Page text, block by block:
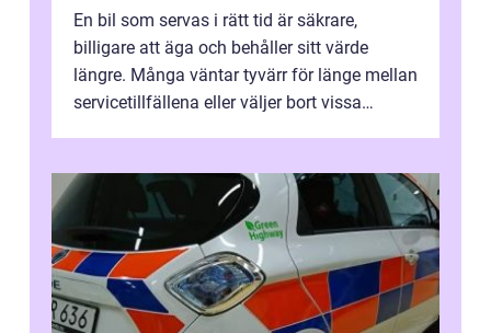
En bil som servas i rätt tid är säkrare,
billigare att äga och behåller sitt värde
längre. Många väntar tyvärr för länge mellan
servicetillfällena eller väljer bort vissa